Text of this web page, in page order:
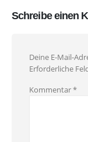
Schreibe einen
Deine E-Mail-
Erforderliche
Kommentar*